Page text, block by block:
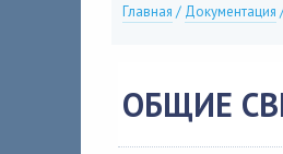
Главная / Документация
ОБЩИЕ